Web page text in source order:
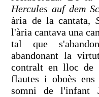
Hercules auf dem
ària de la cantata,
l'ària cantava una
tal que
abandonant la
contralt en lloc de
flautes i oboès ens
somni de l'infant